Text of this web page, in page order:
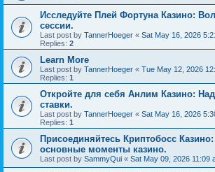
Исследуйте Плей Фортуна Казино:
сессии.
Last post by TannerHoeger « Sat May 16, 2026
Replies: 2
Learn More
Last post by TannerHoeger « Tue May 12, 2026
Replies: 1
Откройте для себя Анлим Казино:
ставки.
Last post by TannerHoeger « Sat May 16, 2026
Replies: 1
Присоединяйтесь Криптобосс
основные моменты казино.
Last post by SammyQui « Sat May 09, 2026 11:09